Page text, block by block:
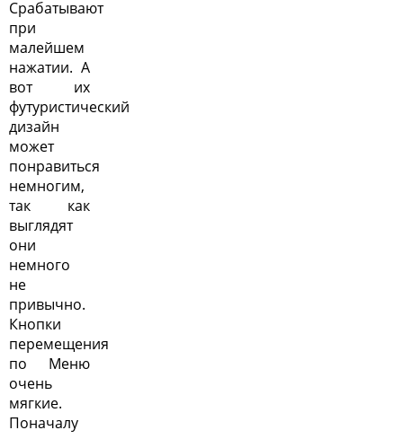
Срабатывают
при
малейшем
нажатии. А
вот их
футуристический
дизайн
может
понравиться
немногим,
так как
выглядят
они
немного
не
привычно.
Кнопки
перемещения
по Меню
очень
мягкие.
Поначалу